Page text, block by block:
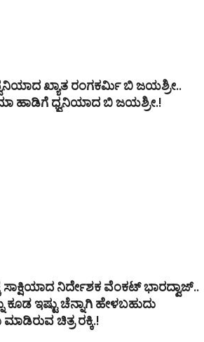
ಖ್ಯಾತ ರಂಗಕರ್ಮಿ ಬಿ ಜಯಶ್ರೀ..
ಹಾಡಿಗೆ ಧ್ವನಿಯಾದ ಬಿ ಜಯಶ್ರೀ.!
ನಿರ್ದೇಶಕ ವೆಂಕಟ್ ಭಾರದ್ವಾಜ್..
ಇಷ್ಟು ಚೆನ್ನಾಗಿ ಹೇಳಬಹುದು
ಮಾಡಿರುವ ಚಿತ್ರ ರಕ್ಕಿ.!